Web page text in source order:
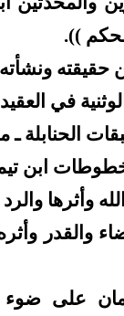
)).
حقيقته
في
الحنابلة
ابن
وأثرها
والقدر
على